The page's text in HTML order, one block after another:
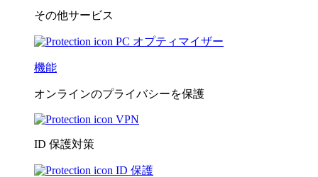
その他サービス
PC オプティマイザー
機能
オンラインのプライバシーを保護
VPN
ID 保護対策
ID 保護